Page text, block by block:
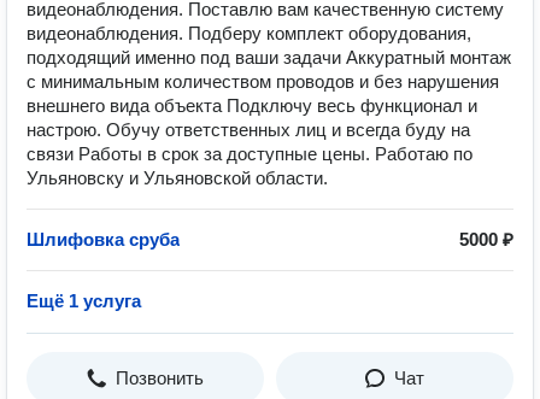
видеонаблюдения. Поставлю вам качественную систему
видеонаблюдения. Подберу комплект оборудования,
подходящий именно под ваши задачи Аккуратный монтаж
с минимальным количеством проводов и без нарушения
внешнего вида объекта Подключу весь функционал и
настрою. Обучу ответственных лиц и всегда буду на
связи Работы в срок за доступные цены. Работаю по
Ульяновску и Ульяновской области.
Шлифовка сруба 5000 ₽
Ещё 1 услуга
Позвонить Чат